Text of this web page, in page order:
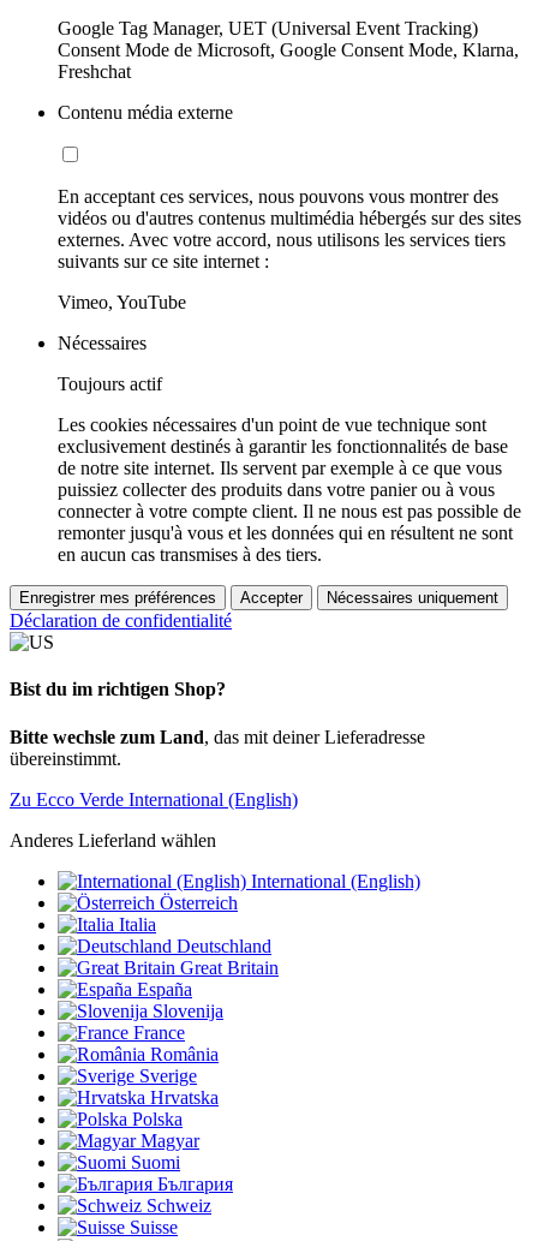
Google Tag Manager, UET (Universal Event Tracking)
Consent Mode de Microsoft, Google Consent Mode, Klarna,
Freshchat
Contenu média externe
En acceptant ces services, nous pouvons vous montrer des
vidéos ou d'autres contenus multimédia hébergés sur des sites
externes. Avec votre accord, nous utilisons les services tiers
suivants sur ce site internet :
Vimeo, YouTube
Nécessaires
Toujours actif
Les cookies nécessaires d'un point de vue technique sont
exclusivement destinés à garantir les fonctionnalités de base
de notre site internet. Ils servent par exemple à ce que vous
puissiez collecter des produits dans votre panier ou à vous
connecter à votre compte client. Il ne nous est pas possible de
remonter jusqu'à vous et les données qui en résultent ne sont
en aucun cas transmises à des tiers.
Enregistrer mes préférences Accepter Nécessaires uniquement
Déclaration de confidentialité
Bist du im richtigen Shop?
Bitte wechsle zum Land, das mit deiner Lieferadresse
übereinstimmt.
Zu Ecco Verde International (English)
Anderes Lieferland wählen
International (English)
Österreich
Italia
Deutschland
Great Britain
España
Slovenija
France
România
Sverige
Hrvatska
Polska
Magyar
Suomi
България
Schweiz
Suisse